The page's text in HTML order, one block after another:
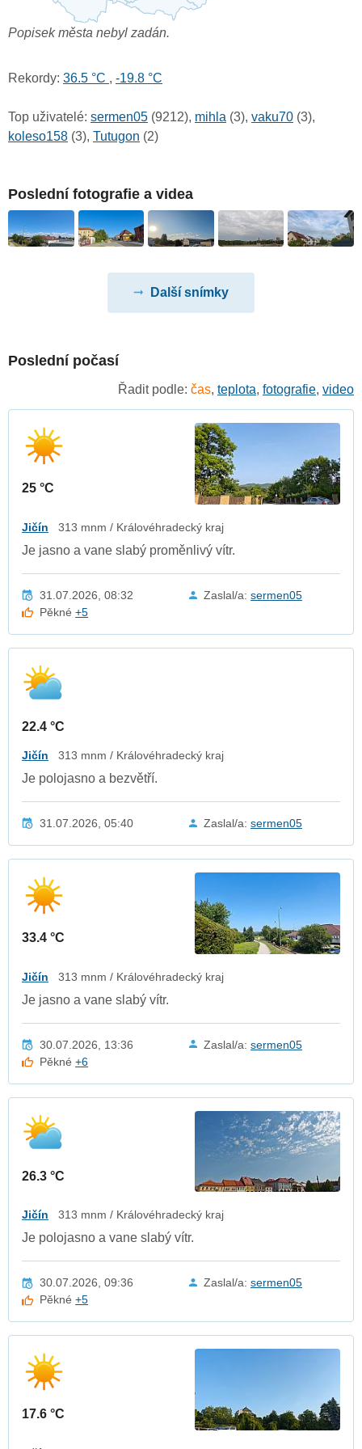
Popisek města nebyl zadán.
Rekordy: 36.5 °C , -19.8 °C
Top uživatelé: sermen05 (9212), mihla (3), vaku70 (3),
koleso158 (3), Tutugon (2)
Poslední fotografie a videa
Další snímky
Poslední počasí
Řadit podle: čas, teplota, fotografie, video
25 °C
Jičín 313 mnm / Královéhradecký kraj
Je jasno a vane slabý proměnlivý vítr.
31.07.2026, 08:32 Zaslal/a: sermen05
Pěkné+5
22.4 °C
Jičín 313 mnm / Královéhradecký kraj
Je polojasno a bezvětří.
31.07.2026, 05:40 Zaslal/a: sermen05
33.4 °C
Jičín 313 mnm / Královéhradecký kraj
Je jasno a vane slabý vítr.
30.07.2026, 13:36 Zaslal/a: sermen05
Pěkné+6
26.3 °C
Jičín 313 mnm / Královéhradecký kraj
Je polojasno a vane slabý vítr.
30.07.2026, 09:36 Zaslal/a: sermen05
Pěkné+5
17.6 °C